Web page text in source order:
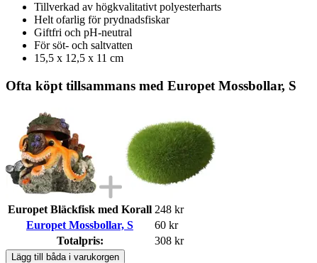
Tillverkad av högkvalitativt polyesterharts
Helt ofarlig för prydnadsfiskar
Giftfri och pH-neutral
För söt- och saltvatten
15,5 x 12,5 x 11 cm
Ofta köpt tillsammans med Europet Mossbollar, S
Europet Bläckfisk med Korall 248 kr
Europet Mossbollar, S
60 kr
Totalpris:
308 kr
Lägg till båda i varukorgen